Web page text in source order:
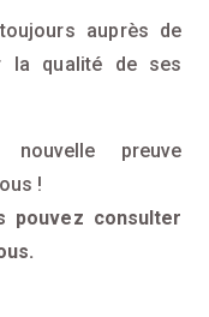
auprès de
la qualité de ses
preuve
!
pouvez consulter